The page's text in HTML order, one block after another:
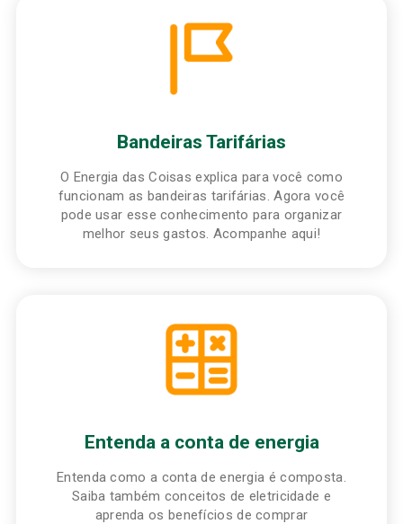
Bandeiras Tarifárias
O Energia das Coisas explica para você como
funcionam as bandeiras tarifárias. Agora você
pode usar esse conhecimento para organizar
melhor seus gastos. Acompanhe aqui!
Entenda a conta de energia
Entenda como a conta de energia é composta.
Saiba também conceitos de eletricidade e
aprenda os benefícios de comprar